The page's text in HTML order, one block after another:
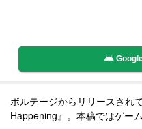
ボルテージからリリースされ
Happening』。本稿ではゲー